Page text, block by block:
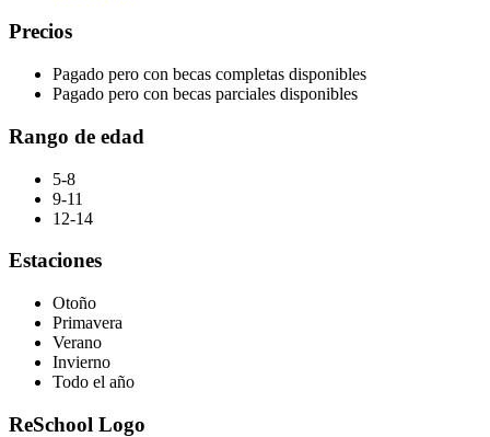
Precios
Pagado pero con becas completas disponibles
Pagado pero con becas parciales disponibles
Rango de edad
5-8
9-11
12-14
Estaciones
Otoño
Primavera
Verano
Invierno
Todo el año
ReSchool Logo